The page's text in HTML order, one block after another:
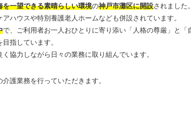
を一望できる素晴らしい環境の神戸市灘区に開設されました。
ハウスや特別養護老人ホームなども併設されています。
で、ご利用者お一人おひとりに寄り添い「人格の尊厳」と
指しています。
協力しながら日々の業務に取り組んでいます。
護業務を行っていただきます。